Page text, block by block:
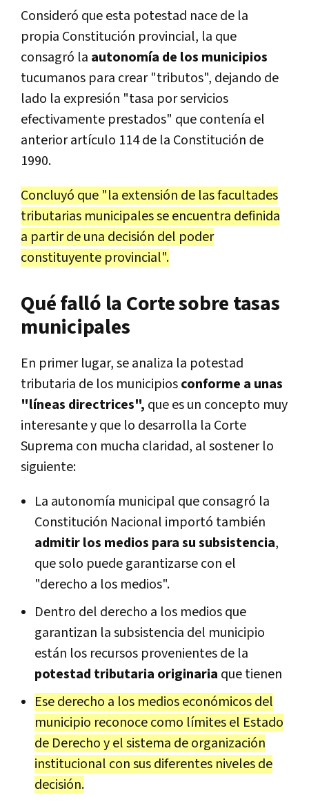
Consideró que esta potestad nace de la
propia Constitución provincial, la que
consagró la autonomía de los municipios
tucumanos para crear "tributos", dejando de
lado la expresión "tasa por servicios
efectivamente prestados" que contenía el
anterior artículo 114 de la Constitución de
1990.
Concluyó que "la extensión de las facultades
tributarias municipales se encuentra definida
a partir de una decisión del poder
constituyente provincial".
Qué falló la Corte sobre tasas
municipales
En primer lugar, se analiza la potestad
tributaria de los municipiosconforme a unas
"líneas directrices", que es un concepto muy
interesante y que lo desarrolla la Corte
Suprema con mucha claridad, al sostener lo
siguiente:
La autonomía municipal que consagró la
Constitución Nacional importó también
admitir los medios para su subsistencia,
que solo puede garantizarse con el
"derecho a los medios".
Dentro del derecho a los medios que
garantizan la subsistencia del municipio
están los recursos provenientes de la
potestad tributaria originaria que tienen
Ese derecho a los medios económicos del
municipio reconoce como límites el Estado
de Derecho y el sistema de organización
institucional con sus diferentes niveles de
decisión.